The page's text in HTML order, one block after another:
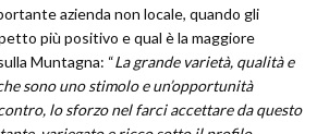
azienda non locale, quando gli
più positivo e qual è la maggiore
Muntagna: “La grande varietà, qualità e
sono uno stimolo e un’opportunità
lo sforzo nel farci accettare da questo